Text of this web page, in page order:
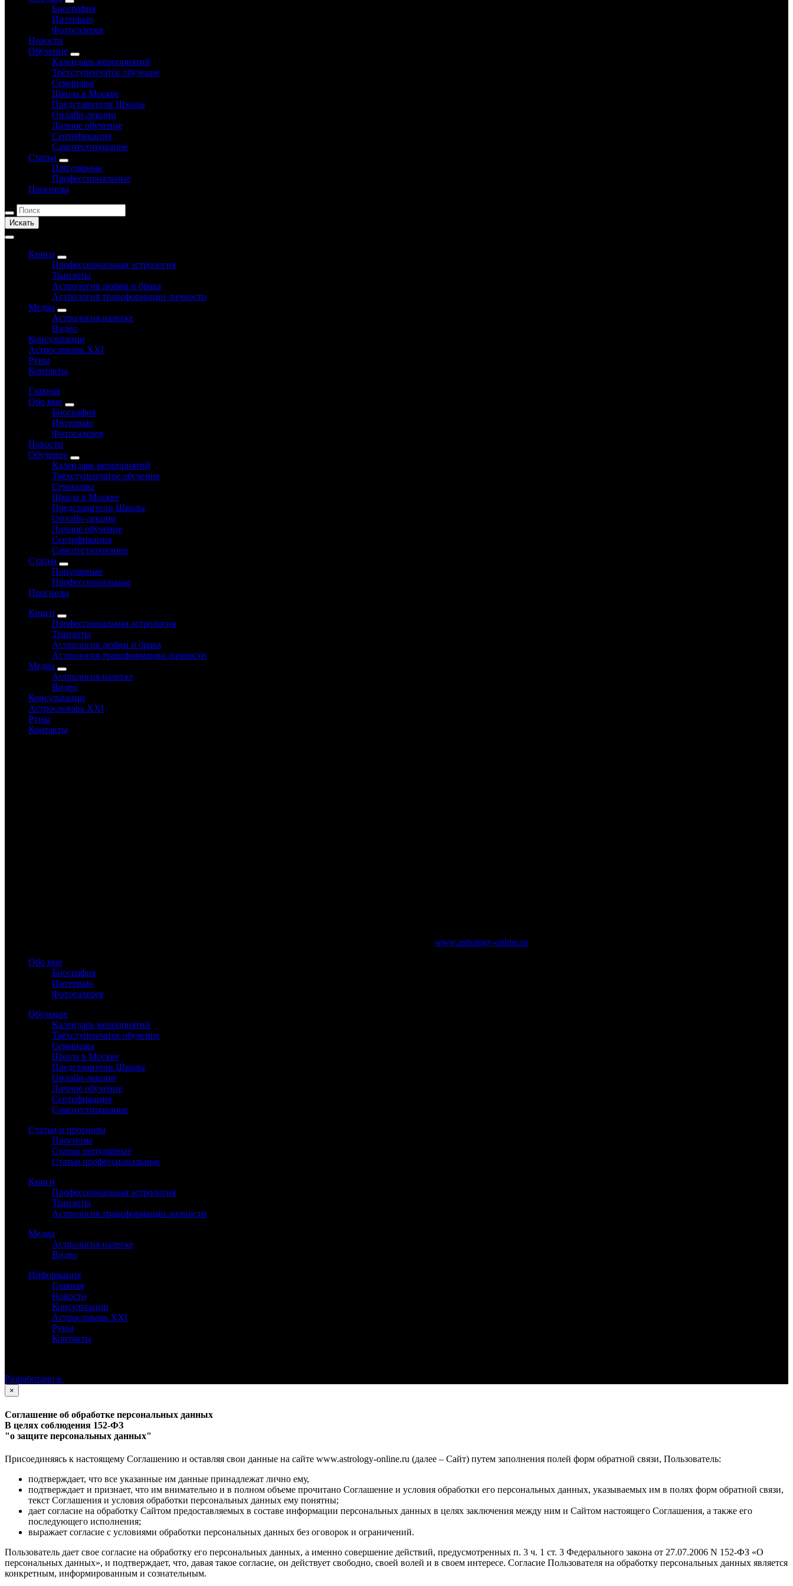
Биография
Интервью
Фотогалерея
Новости
Обучение
Календарь мероприятий
Трёхступенчатое обучение
Семинары
Школа в Москве
Представители Школы
Онлайн-лекции
Личное обучение
Сертификация
Самотестирование
Статьи
Популярные
Профессиональные
Прогнозы
Искать
Книги
Профессиональная астрология
Транзиты
Астрология любви и брака
Астрология трансформации личности
Медиа
Астрология налегке
Видео
Консультации
Астрословарь XXI
Руны
Контакты
Главная
Обо мне
Биография
Интервью
Фотогалерея
Новости
Обучение
Календарь мероприятий
Трёхступенчатое обучение
Семинары
Школа в Москве
Представители Школы
Онлайн-лекции
Личное обучение
Сертификация
Самотестирование
Статьи
Популярные
Профессиональные
Прогнозы
Книги
Профессиональная астрология
Транзиты
Астрология любви и брака
Астрология трансформации личности
Медиа
Астрология налегке
Видео
Консультации
Астрословарь XXI
Руны
Контакты
www.astrology-online.ru
Обо мне
Биография
Интервью
Фотогалерея
Обучение
Календарь мероприятий
Трёхступенчатое обучение
Семинары
Школа в Москве
Представители Школы
Онлайн-лекции
Личное обучение
Сертификация
Самотестирование
Статьи и прогнозы
Прогнозы
Статьи популярные
Статьи профессиональные
Книги
Профессиональная астрология
Транзиты
Астрология трансформации личности
Медиа
Астрология налегке
Видео
Информация
Главная
Новости
Консультации
Астрословарь XXI
Руны
Контакты
Разработано в
×
Соглашение об обработке персональных данных
В целях соблюдения 152-ФЗ
"о защите персональных данных"
Присоединяясь к настоящему Соглашению и оставляя свои данные на сайте www.astrology-online.ru (далее – Сайт) путем заполнения полей форм обратной связи, Пользователь:
подтверждает, что все указанные им данные принадлежат лично ему,
подтверждает и признает, что им внимательно и в полном объеме прочитано Соглашение и условия обработки его персональных данных, указываемых им в полях форм обратной связи,
текст Соглашения и условия обработки персональных данных ему понятны;
дает согласие на обработку Сайтом предоставляемых в составе информации персональных данных в целях заключения между ним и Сайтом настоящего Соглашения, а также его
последующего исполнения;
выражает согласие с условиями обработки персональных данных без оговорок и ограничений.
Пользователь дает свое согласие на обработку его персональных данных, а именно совершение действий, предусмотренных п. 3 ч. 1 ст. 3 Федерального закона от 27.07.2006 N 152-ФЗ «О
персональных данных», и подтверждает, что, давая такое согласие, он действует свободно, своей волей и в своем интересе. Согласие Пользователя на обработку персональных данных является
конкретным, информированным и сознательным.